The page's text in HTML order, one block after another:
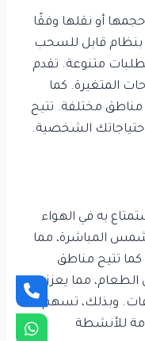
أو نقلها وفقًا
بنظام قابل للسحب
متنوعة. تقدم
المتغيرة. كما
مختلفة. تتيح
الشخصية.
به في الهواء
المباشرة، مما
كما تتيح مناطق
مما يعزز
وبذلك، تسهم
للأنشطة